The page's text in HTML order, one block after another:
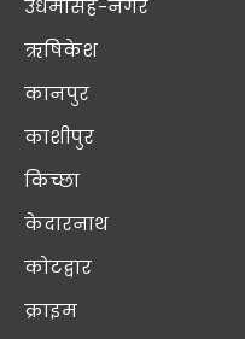
उधमसिंह-नगर
ऋषिकेश
कानपुर
काशीपुर
किच्छा
केदारनाथ
कोटद्वार
क्राइम